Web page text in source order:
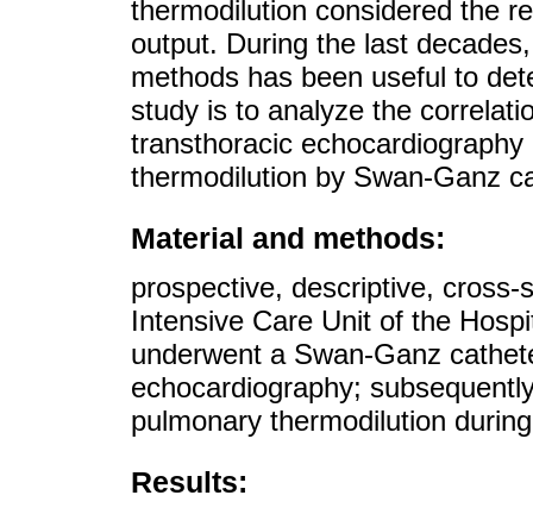
thermodilution considered the
output. During the last
methods has been useful to
study is to analyze the
transthoracic
thermodilution by Swan-Ganz
Material and methods:
prospective, descriptive,
Intensive Care Unit of the
underwent a Swan-Ganz
echocardiography;
pulmonary thermodilution
Results: